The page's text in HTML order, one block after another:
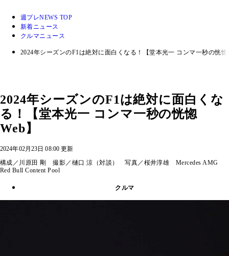
週プレNEWS TOP
新着ニュース
クルマニュース
2024年シーズンのF1は絶対に面白くなる！【堂本光一 コンマ一秒の恍惚
2024年シーズンのF1は絶対に面白くな
る！【堂本光一 コンマ一秒の恍惚
Web】
2024年02月23日 08:00 更新
構成／川原田 剛 撮影／樋口 涼（対談） 写真／桜井淳雄 Mercedes AMG
Red Bull Content Pool
クルマ